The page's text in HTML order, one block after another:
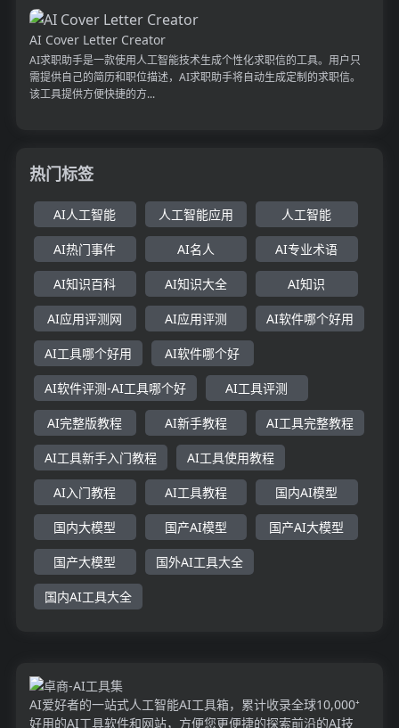
AI Cover Letter Creator
AI求职助手是一款使用人工智能技术生成个性化求职信的工具。用户只
需提供自己的简历和职位描述，AI求职助手将自动生成定制的求职信。
该工具提供方便快捷的方...
热门标签
AI人工智能 人工智能应用 人工智能
AI热门事件 AI名人 AI专业术语
AI知识百科 AI知识大全 AI知识
AI应用评测网 AI应用评测 AI软件哪个好用
AI工具哪个好用 AI软件哪个好
AI软件评测-AI工具哪个好 AI工具评测
AI完整版教程 AI新手教程 AI工具完整教程
AI工具新手入门教程 AI工具使用教程
AI入门教程 AI工具教程 国内AI模型
国内大模型 国产AI模型 国产AI大模型
国产大模型 国外AI工具大全
国内AI工具大全
AI爱好者的一站式人工智能AI工具箱，累计收录全球10,000⁺
好用的AI工具软件和网站，方便您更便捷的探索前沿的AI技